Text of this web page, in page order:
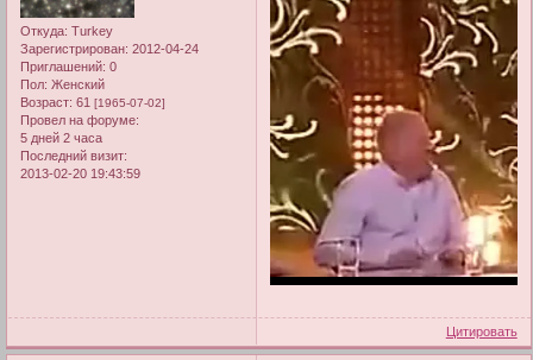
Откуда: Turkey
Зарегистрирован: 2012-04-24
Приглашений: 0
Пол: Женский
Возраст: 61 [1965-07-02]
Провел на форуме:
5 дней 2 часа
Последний визит:
2013-02-20 19:43:59
Цитировать